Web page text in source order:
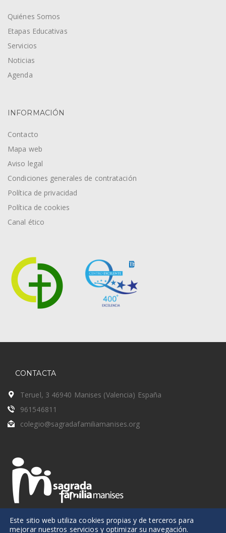
Quiénes Somos
Etapas Educativas
Servicios
Noticias
Agenda
INFORMACIÓN
Contacto
Mapa web
Aviso legal
Condiciones generales de contratación
Política de privacidad
Política de cookies
Canal ético
CONTACTA
Teruel, 3 46940 Manises (Valencia) España
961546811
colegio@sagradafamiliamanises.org
Este sitio web utiliza cookies propias y de terceros para
mejorar nuestros servicios y optimizar su navegación.